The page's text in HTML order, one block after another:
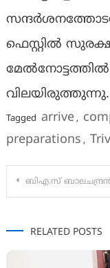
ഫെസ്റ്റില്‍
വിലയിരുത്തുന്നു.
Tagged arrive,
preparations ,
Post
ബിഎ.സ് ബാലചന്ദ്രൻ രചിച്ച എ.കെ. ആൻ്റണിയുടെ ജീവചരിത്രം അദ്ദേഹത്തിനു നൽകി ചെറിയാൻ
RELATED POSTS